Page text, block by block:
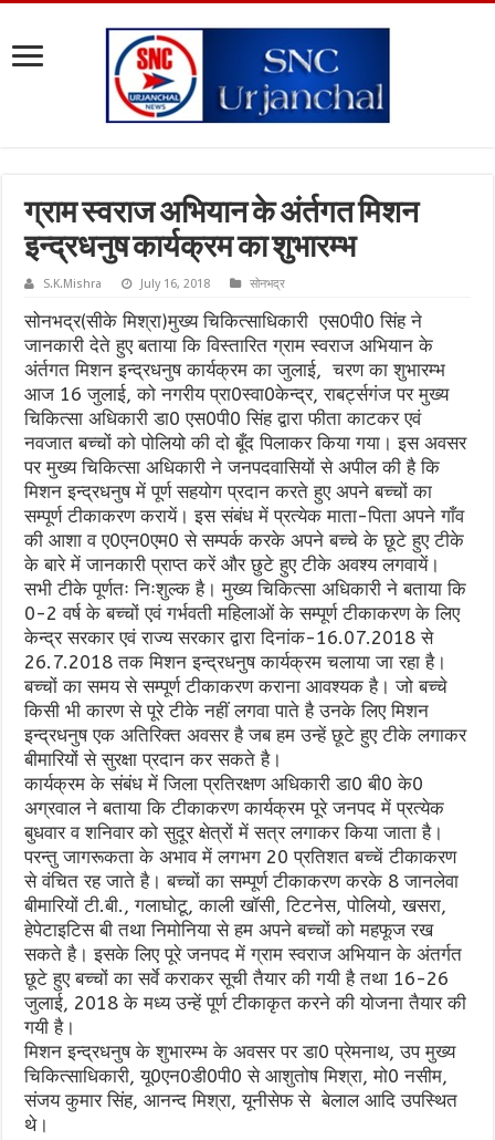
ग्राम स्वराज अभियान के अंर्तगत मिशन
इन्द्रधनुष कार्यक्रम का शुभारम्भ
S.K.Mishra July 16, 2018 सोनभद्र
सोनभद्र(सीके मिश्रा)मुख्य चिकित्साधिकारी एस0पी0 सिंह ने
जानकारी देते हुए बताया कि विस्तारित ग्राम स्वराज अभियान के
अंर्तगत मिशन इन्द्रधनुष कार्यक्रम का जुलाई, चरण का शुभारम्भ
आज 16 जुलाई, को नगरीय प्रा0स्वा0केन्द्र, राबर्ट्सगंज पर मुख्य
चिकित्सा अधिकारी डा0 एस0पी0 सिंह द्वारा फीता काटकर एवं
नवजात बच्चों को पोलियो की दो बूँद पिलाकर किया गया। इस अवसर
पर मुख्य चिकित्सा अधिकारी ने जनपदवासियों से अपील की है कि
मिशन इन्द्रधनुष में पूर्ण सहयोग प्रदान करते हुए अपने बच्चों का
सम्पूर्ण टीकाकरण करायें। इस संबंध में प्रत्येक माता-पिता अपने गाँव
की आशा व ए0एन0एम0 से सम्पर्क करके अपने बच्चे के छूटे हुए टीके
के बारे में जानकारी प्राप्त करें और छुटे हुए टीके अवश्य लगवायें।
सभी टीके पूर्णतः निःशुल्क है। मुख्य चिकित्सा अधिकारी ने बताया कि
0-2 वर्ष के बच्चों एवं गर्भवती महिलाओं के सम्पूर्ण टीकाकरण के लिए
केन्द्र सरकार एवं राज्य सरकार द्वारा दिनांक-16.07.2018 से
26.7.2018 तक मिशन इन्द्रधनुष कार्यक्रम चलाया जा रहा है।
बच्चों का समय से सम्पूर्ण टीकाकरण कराना आवश्यक है। जो बच्चे
किसी भी कारण से पूरे टीके नहीं लगवा पाते है उनके लिए मिशन
इन्द्रधनुष एक अतिरिक्त अवसर है जब हम उन्हें छूटे हुए टीके लगाकर
बीमारियों से सुरक्षा प्रदान कर सकते है।
कार्यक्रम के संबंध में जिला प्रतिरक्षण अधिकारी डा0 बी0 के0
अग्रवाल ने बताया कि टीकाकरण कार्यक्रम पूरे जनपद में प्रत्येक
बुधवार व शनिवार को सुदूर क्षेत्रों में सत्र लगाकर किया जाता है।
परन्तु जागरूकता के अभाव में लगभग 20 प्रतिशत बच्चें टीकाकरण
से वंचित रह जाते है। बच्चों का सम्पूर्ण टीकाकरण करके 8 जानलेवा
बीमारियों टी.बी., गलाघोटू, काली खॉसी, टिटनेस, पोलियो, खसरा,
हेपेटाइटिस बी तथा निमोनिया से हम अपने बच्चों को महफूज रख
सकते है। इसके लिए पूरे जनपद में ग्राम स्वराज अभियान के अंतर्गत
छूटे हुए बच्चों का सर्वे कराकर सूची तैयार की गयी है तथा 16-26
जुलाई, 2018 के मध्य उन्हें पूर्ण टीकाकृत करने की योजना तैयार की
गयी है।
मिशन इन्द्रधनुष के शुभारम्भ के अवसर पर डा0 प्रेमनाथ, उप मुख्य
चिकित्साधिकारी, यू0एन0डी0पी0 से आशुतोष मिश्रा, मो0 नसीम,
संजय कुमार सिंह, आनन्द मिश्रा, यूनीसेफ से बेलाल आदि उपस्थित
थे।